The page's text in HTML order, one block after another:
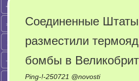
Соединенные Штаты
разместили
бомбы в
Ping-!-250721 @novosti